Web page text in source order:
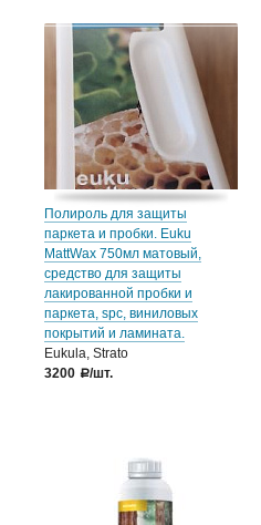
Полироль для защиты
паркета и пробки. Euku
MattWax 750мл матовый,
средство для защиты
лакированной пробки и
паркета, spc, виниловых
покрытий и ламината.
Eukula, Strato
3200
a/шт.